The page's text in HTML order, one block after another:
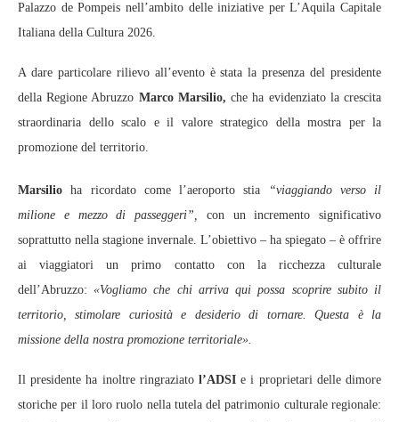
Palazzo de Pompeis nell’ambito delle iniziative per L’Aquila Capitale
Italiana della Cultura 2026.
A dare particolare rilievo all’evento è stata la presenza del presidente
della Regione Abruzzo Marco Marsilio, che ha evidenziato la crescita
straordinaria dello scalo e il valore strategico della mostra per la
promozione del territorio.
Marsilio ha ricordato come l’aeroporto stia
“viaggiando verso il
milione e mezzo di passeggeri”, con un incremento significativo
soprattutto nella stagione invernale. L’obiettivo – ha spiegato – è offrire
ai viaggiatori un primo contatto con la ricchezza culturale
dell’Abruzzo:«Vogliamo che chi arriva qui possa scoprire subito il
territorio, stimolare curiosità e desiderio di tornare. Questa è la
missione della nostra promozione territoriale».
Il presidente ha inoltre ringraziato l’ADSI e i proprietari delle dimore
storiche per il loro ruolo nella tutela del patrimonio culturale regionale: